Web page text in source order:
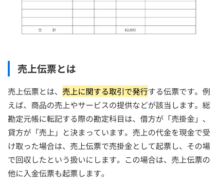
売上伝票とは
売上伝票とは、 売上に関する取引で発行する伝票です。例
えば、商品の売上やサービスの提供などが該当します。総
勘定元帳に転記する際の勘定科目は、借方が「売掛金」、
貸方が「売上」と決まっています。売上の代金を現金で受
け取った場合は、売上伝票で売掛金として起票し、その場
で回収したという扱いにします。この場合は、売上伝票の
他に入金伝票も起票します。